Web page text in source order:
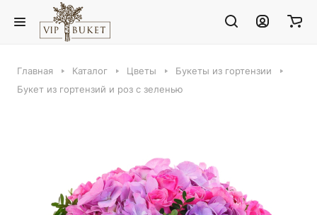
Главная Каталог Цветы
Букеты из гортензии
Букет из гортензий и роз с зеленью